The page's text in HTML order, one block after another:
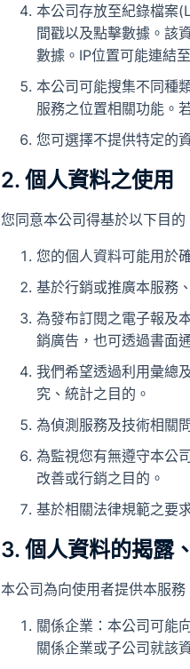
本公司存放至紀錄檔案
間戳以及點擊數據。該
數據。IP位置可能連結
本公司可能搜集不同種
服務之位置相關功能。
您可選擇不提供特定的
2. 個人資料之使用
您同意本公司得基於以下目
您的個人資料可能用於
基於行銷或推廣本服務
為發布訂閱之電子報及
銷廣告，也可透過書面
我們希望透過利用彙總
究、統計之目的。
為偵測服務及技術相關
為監視您有無遵守本公
改善或行銷之目的。
基於相關法律規範之要
3. 個人資料的揭露
本公司為向使用者提供本服
關係企業：本公司可能
關係企業或子公司就該